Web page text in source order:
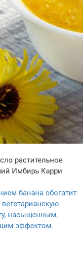
растительное
Имбирь Карри
банана обогатит
насыщенным,
эффектом.